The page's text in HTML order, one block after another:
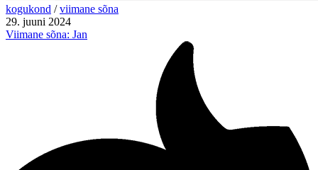
kogukond / viimane sõna
29. juuni 2024
Viimane sõna: Jan